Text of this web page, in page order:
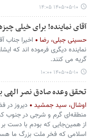
۱۴۰۵-۰۵-۱۰ ۱۴:۰۵
آقای نماینده! برای خیلی
حسینی جبلی، رضا
اخیرا جناب
نماینده دیگری فرموده اند که
گریه می کنند.
۱۴۰۵-۰۵-۱۰ ۱۰:۰۰
تحقق وعده صادق نصر الهی
اوشال، سید جمشید
دیروز در
منطقه‌ای گرم و شرجی در جنوب
از همین‌جایی که بودم با دست بر
اسلامی که فخر ملت بزرگ ما